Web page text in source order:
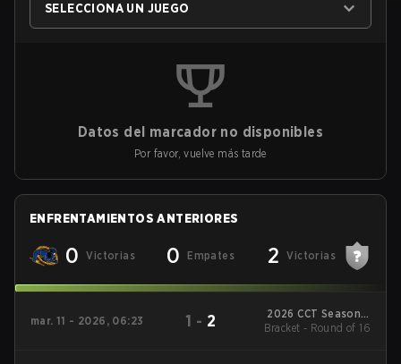
SELECCIONA UN JUEGO
Datos del marcador no disponibles
Por favor, vuelve más tarde
ENFRENTAMIENTOS ANTERIORES
0 Victorias 0 Empates 2 Victorias
mar. 11 - 2026, 06:23 1 - 2
2026 CCT Season 3
European Series #17
Bracket - Round of 16